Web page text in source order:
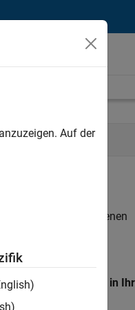
Marketing Services
noch immer keine offenen
alle Stellenangebote in
Auf der